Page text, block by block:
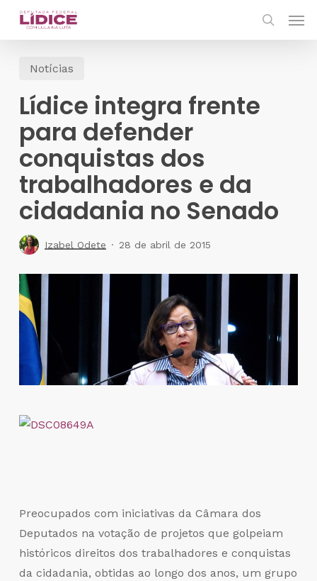
Skip
contentNotícias
Lídice integra frente
para defender
conquistas dos
trabalhadores e da
cidadania no Senado
Izabel Odete 28 de abril de 2015
Preocupados com iniciativas da Câmara dos
Deputados na votação de projetos que golpeiam
históricos direitos dos trabalhadores e conquistas
da cidadania, obtidas ao longo dos anos, um grupo